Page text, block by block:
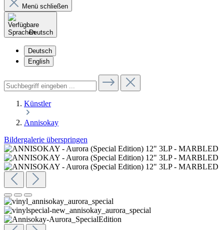
Menü schließen
Deutsch
Deutsch
English
Künstler
Annisokay
Bildergalerie überspringen